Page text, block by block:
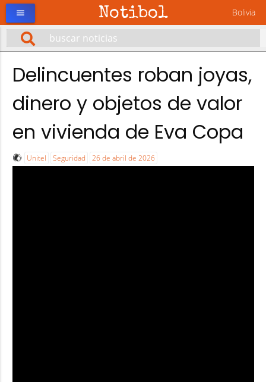
Notibol Bolivia
menu
Delincuentes roban joyas,
dinero y objetos de valor
en vivienda de Eva Copa
Unitel Seguridad 26 de abril de 2026